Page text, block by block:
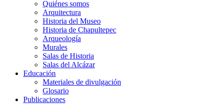
Quiénes somos
Arquitectura
Historia del Museo
Historia de Chapultepec
Arqueología
Murales
Salas de Historia
Salas del Alcázar
Educación
Materiales de divulgación
Glosario
Publicaciones